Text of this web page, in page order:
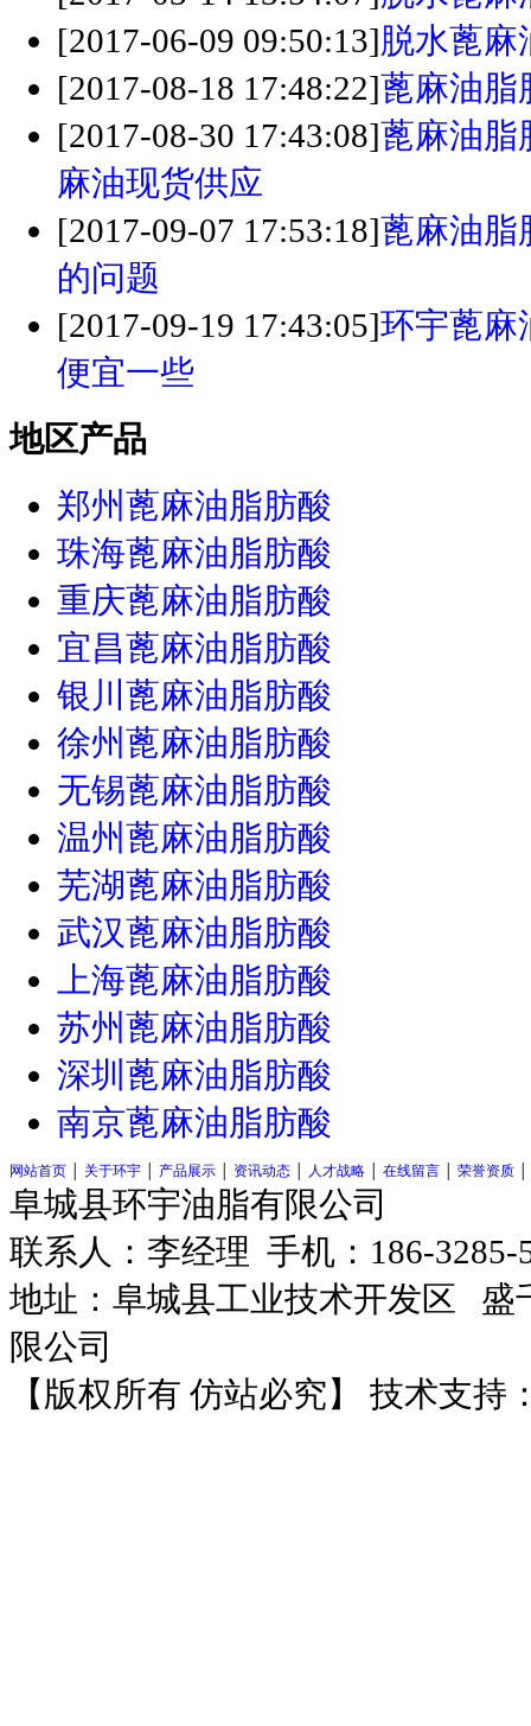
[2017-06-09 09:50:13]脱水蓖麻
[2017-08-18 17:48:22]蓖麻油脂
[2017-08-30 17:43:08]蓖麻油脂
麻油现货供应
[2017-09-07 17:53:18]蓖麻油脂
的问题
[2017-09-19 17:43:05]环宇蓖麻
便宜一些
地区产品
郑州蓖麻油脂肪酸
珠海蓖麻油脂肪酸
重庆蓖麻油脂肪酸
宜昌蓖麻油脂肪酸
银川蓖麻油脂肪酸
徐州蓖麻油脂肪酸
无锡蓖麻油脂肪酸
温州蓖麻油脂肪酸
芜湖蓖麻油脂肪酸
武汉蓖麻油脂肪酸
上海蓖麻油脂肪酸
苏州蓖麻油脂肪酸
深圳蓖麻油脂肪酸
南京蓖麻油脂肪酸
网站首页 关于环宇 产品展示 资讯动态 人才战略 在线留言 荣誉资质
阜城县环宇油脂有限公司
联系人：李经理 手机：186-
地址：阜城县工业技术开发区 盛
限公司
【版权所有 仿站必究】 技术支持